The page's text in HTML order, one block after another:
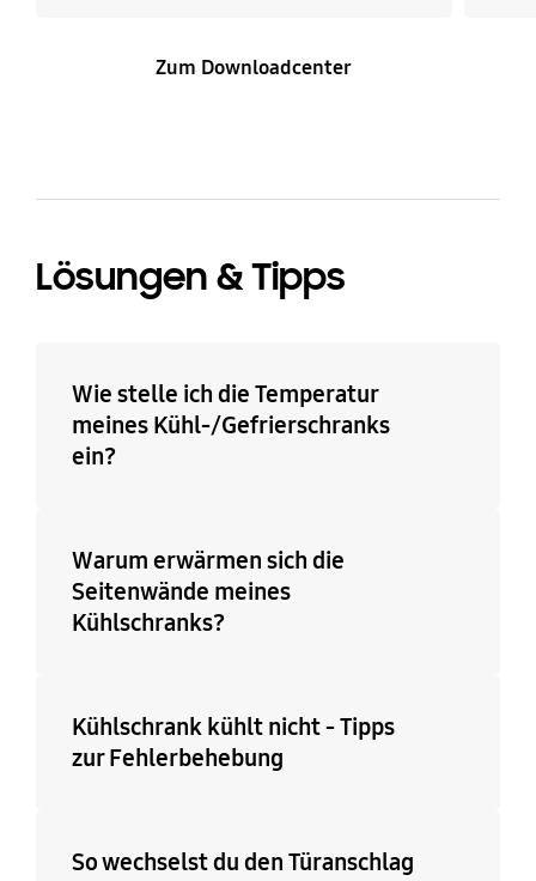
Zum Downloadcenter
Lösungen & Tipps
Wie stelle ich die Temperatur
meines Kühl-/Gefrierschranks
ein?
Warum erwärmen sich die
Seitenwände meines
Kühlschranks?
Kühlschrank kühlt nicht - Tipps
zur Fehlerbehebung
So wechselst du den Türanschlag